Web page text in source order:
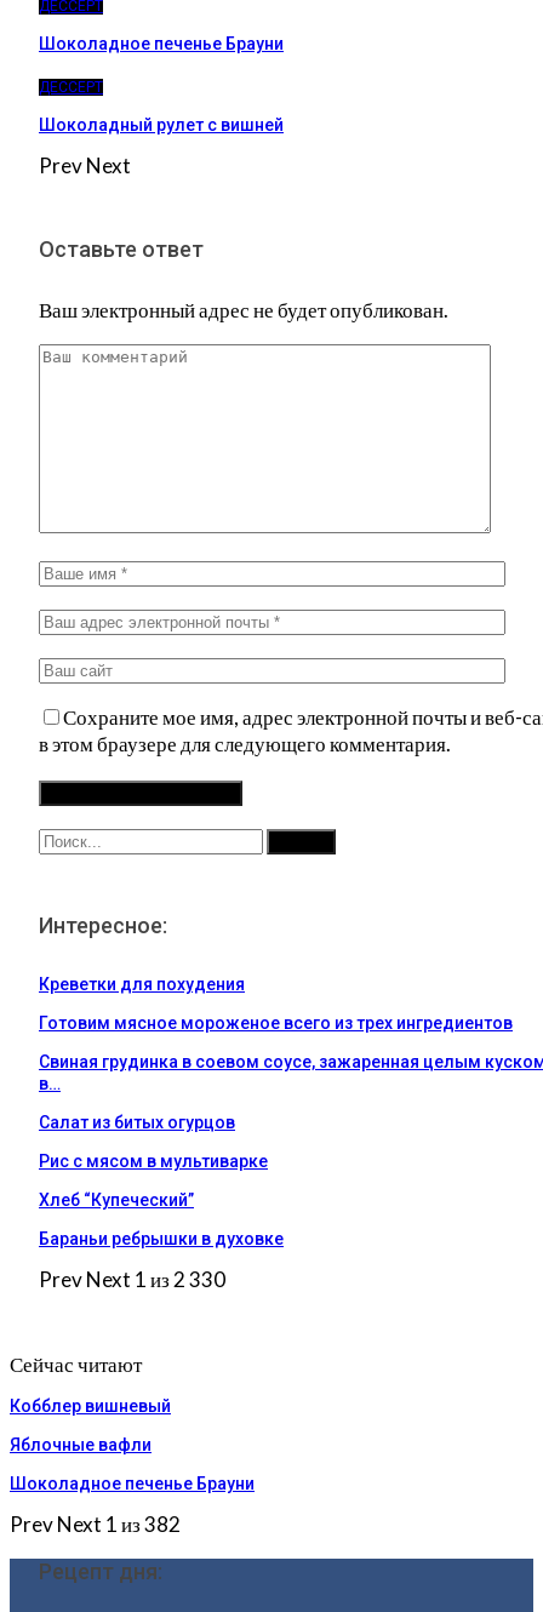
ДЕССЕРТ
Шоколадное печенье Брауни
ДЕССЕРТ
Шоколадный рулет с вишней
PrevNext
Оставьте ответ
Ваш электронный адрес не будет опубликован.
Сохраните мое имя, адрес электронной почты и веб-
в этом браузере для следующего комментария.
Интересное:
Креветки для похудения
Готовим мясное мороженое всего из трех ингредиентов
Свиная грудинка в соевом соусе, зажаренная целым
в…
Салат из битых огурцов
Рис с мясом в мультиварке
Хлеб “Купеческий”
Бараньи ребрышки в духовке
PrevNext 1 из 2 330
Сейчас читают
Кобблер вишневый
Яблочные вафли
Шоколадное печенье Брауни
PrevNext 1 из 382
Рецепт дня: